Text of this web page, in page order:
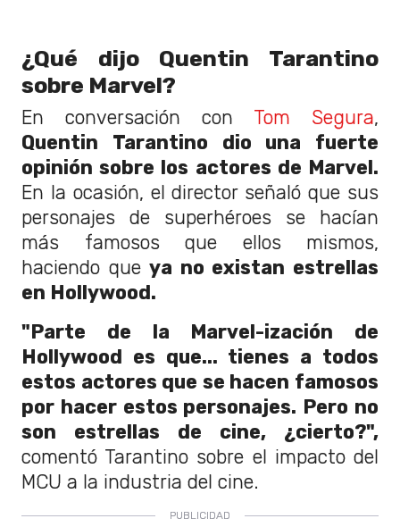
¿Qué dijo Quentin Tarantino
sobre Marvel?
En conversación con Tom Segura,
Quentin Tarantino dio una fuerte
opinión sobre los actores de Marvel.
En la ocasión, el director señaló que sus
personajes de superhéroes se hacían
más famosos que ellos mismos,
haciendo queya no existan estrellas
en Hollywood.
"Parte de la Marvel-ización de
Hollywood es que... tienes a todos
estos actores que se hacen famosos
por hacer estos personajes. Pero no
son estrellas de cine, ¿cierto?",
comentó Tarantino sobre el impacto del
MCU a la industria del cine.